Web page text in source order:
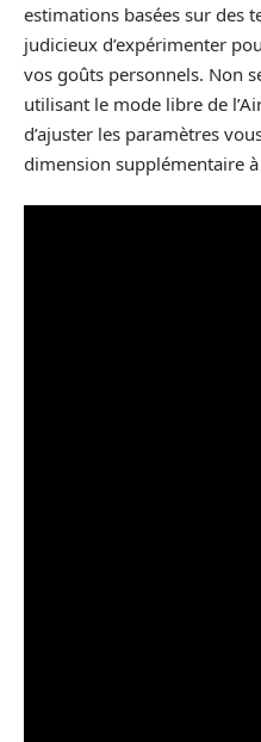
estimations basées sur des
judicieux d’expérimenter
vos goûts personnels. Non
utilisant le mode libre de
d’ajuster les paramètres
dimension supplémentaire